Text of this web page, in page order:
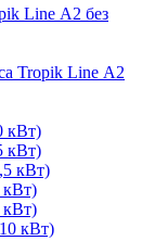
кВт)
кВт)
кВт)
кВт)
кВт)
кВт)